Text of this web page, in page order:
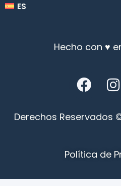
ES
Hecho con ♥
Derechos Reservados
Política de